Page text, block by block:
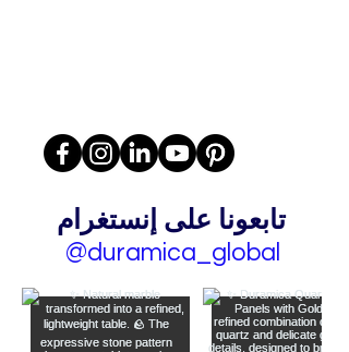
تابعونا على إنستغرام
@duramica_global